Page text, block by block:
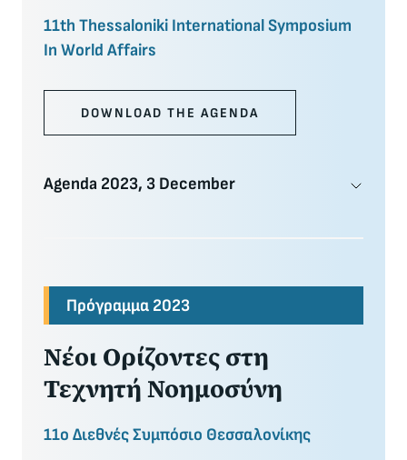
11th Thessaloniki International Symposium
In World Affairs
DOWNLOAD THE AGENDA
Agenda 2023, 3 December
Πρόγραμμα 2023
Νέοι Ορίζοντες στη
Τεχνητή Νοημοσύνη
11ο Διεθνές Συμπόσιο Θεσσαλονίκης